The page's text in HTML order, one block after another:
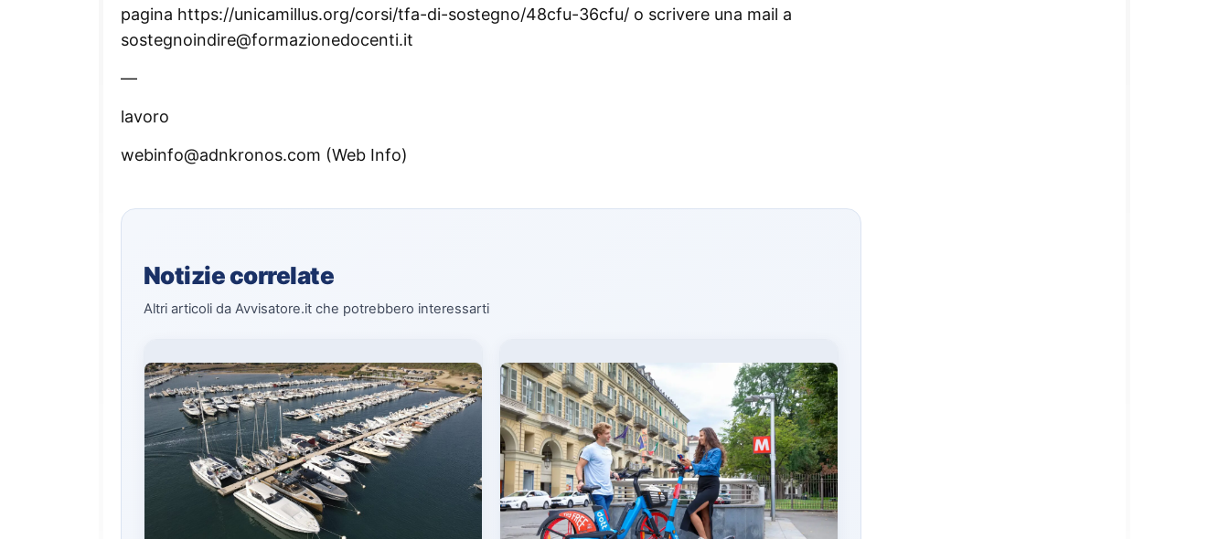
pagina https://unicamillus.org/corsi/tfa-di-sostegno/48cfu-36cfu/ o scrivere una mail a
sostegnoindire@formazionedocenti.it
—
lavoro
webinfo@adnkronos.com (Web Info)
Notizie correlate
Altri articoli da Avvisatore.it che potrebbero interessarti